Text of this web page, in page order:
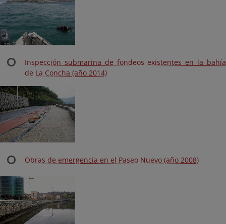
Inspección submarina de fondeos existentes en la bahía
de La Concha (año 2014)
Obras de emergencia en el Paseo Nuevo (año 2008)